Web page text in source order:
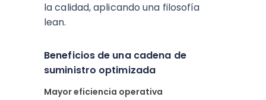
la calidad, aplicando una filosofía
lean.
Beneficios de una cadena de
suministro optimizada
Mayor eficiencia operativa